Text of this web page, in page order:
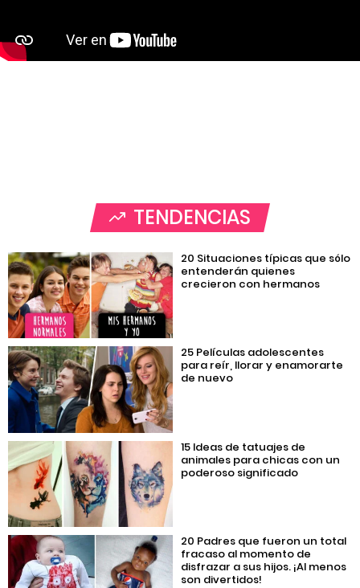
TENDENCIAS
20 Situaciones típicas que sólo
entenderán quienes
crecieron con hermanos
25 Películas adolescentes
para reír, llorar y enamorarte
de nuevo
15 Ideas de tatuajes de
animales para chicas con un
poderoso significado
20 Padres que fueron un total
fracaso al momento de
disfrazar a sus hijos. ¡Al menos
son divertidos!